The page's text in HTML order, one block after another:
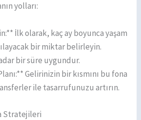
yolları:
İlk olarak, kaç ay boyunca yaşam
bir miktar belirleyin.
bir süre uygundur.
Gelirinizin bir kısmını bu fona
ile tasarrufunuzu artırın.
Stratejileri